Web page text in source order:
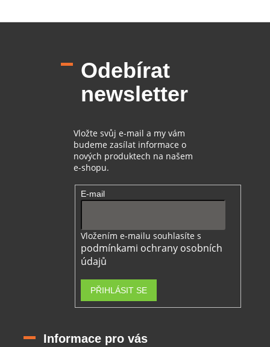
Odebírat
newsletter
Vložte svůj e-mail a my vám
budeme zasílat informace o
nových produktech na našem
e-shopu.
E-mail
Vložením e-mailu souhlasíte s
podmínkami ochrany osobních
údajů
PŘIHLÁSIT SE
Informace pro vás